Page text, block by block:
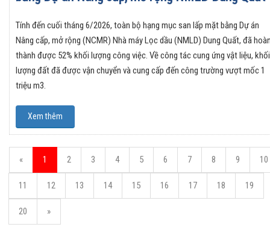
Tính đến cuối tháng 6/2026, toàn bộ hạng mục san lấp mặt bằng Dự án
Nâng cấp, mở rộng (NCMR) Nhà máy Lọc dầu (NMLD) Dung Quất, đã
thành được 52% khối lượng công việc. Về công tác cung ứng vật liệu, khối
lượng đất đã được vận chuyển và cung cấp đến công trường vượt mốc 1
triệu m3.
Xem thêm
« 1 2 3 4 5 6 7 8 9 10
11 12 13 14 15 16 17 18 19
20 »